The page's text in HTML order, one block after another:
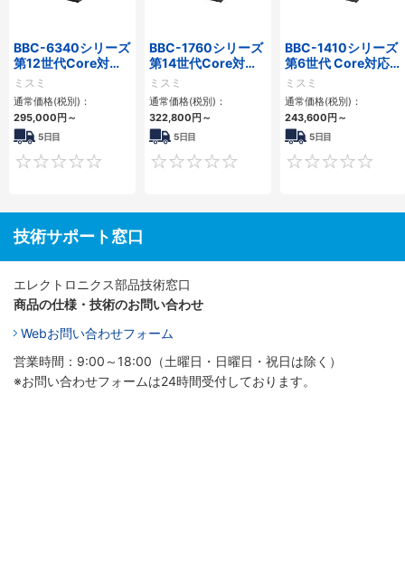
BBC-6340シリーズ
第12世代Core対応
小型フロアマウント
PC2PCI/2PCIe
ミスミ
通常価格(税別)：
295,000円～
5日目
0
BBC-1760シリーズ
第14世代Core対応
小型フロアマウント
3PCIe
ミスミ
通常価格(税別)：
322,800円～
5日目
0
BBC-1410シリーズ
第6世代 Core対応フ
ロアマウントFAPC
3PCI・3PCIe
ミスミ
通常価格(税別)：
243,600円～
5日目
技術サポート窓口
エレクトロニクス部品技術窓口
商品の仕様・技術のお問い合わせ
Webお問い合わせフォーム
営業時間：9:00～18:00（土曜日・日曜日・祝日は除く）
※お問い合わせフォームは24時間受付しております。